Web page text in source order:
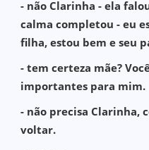
- não Clarinha - ela
calma completou - eu
filha, estou bem e seu
- tem certeza mãe?
importantes para mim.
- não precisa Clarinha,
voltar.